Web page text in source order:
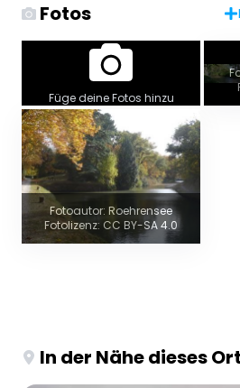
Fotos
Füge deine Fotos hinzu
Fotoautor: Roehrensee
Fotolizenz: CC BY-SA 4.0
In der Nähe dieses